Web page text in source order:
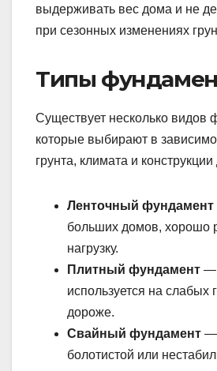
выдерживать вес дома и не
при сезонных изменениях
Типы
Существует несколько видов
которые выбирают в
грунта, климата и
Ленточный фундамент
больших домов, хорошо
нагрузку.
Плитный фундамент —
используется на слабых
дороже.
Свайный фундамент —
болотистой или